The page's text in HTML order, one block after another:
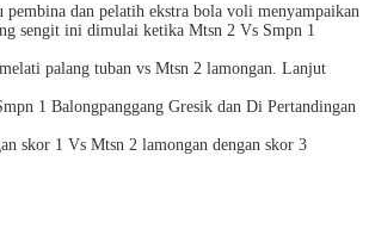
pembina dan pelatih ekstra bola voli menyampaikan
sengit ini dimulai ketika Mtsn 2 Vs Smpn 1
palang tuban vs Mtsn 2 lamongan. Lanjut
1 Balongpanggang Gresik dan Di Pertandingan
skor 1 Vs Mtsn 2 lamongan dengan skor 3